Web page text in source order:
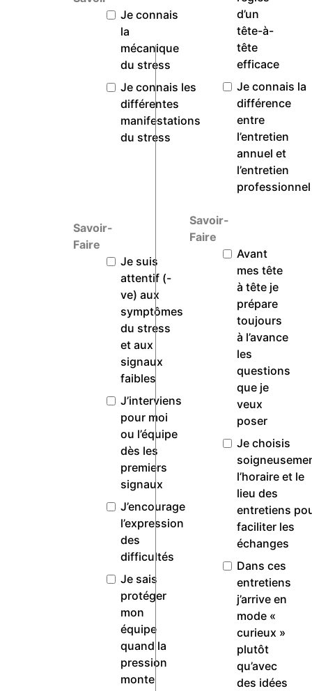
Je connais
la
mécanique
du stress
Je connais les
différentes
manifestations
du stress
Savoir-
Faire
Je suis
attentif (-
ve) aux
symptômes
du stress
et aux
signaux
faibles
J’interviens
pour moi
ou l’équipe
dès les
premiers
signaux
J’encourage
l’expression
des
difficultés
Je sais
protéger
mon
équipe
quand la
pression
monte
d’un
tête-à-
tête
efficace
Je connais la
différence
entre
l’entretien
annuel et
l’entretien
professionnel
Savoir-
Faire
Avant
mes tête
à tête je
prépare
toujours
à l’avance
les
questions
que je
veux
poser
Je choisis
l’horaire et le
lieu des
entretiens
faciliter les
échanges
Dans ces
entretiens
j’arrive en
mode «
curieux »
plutôt
qu’avec
des idées